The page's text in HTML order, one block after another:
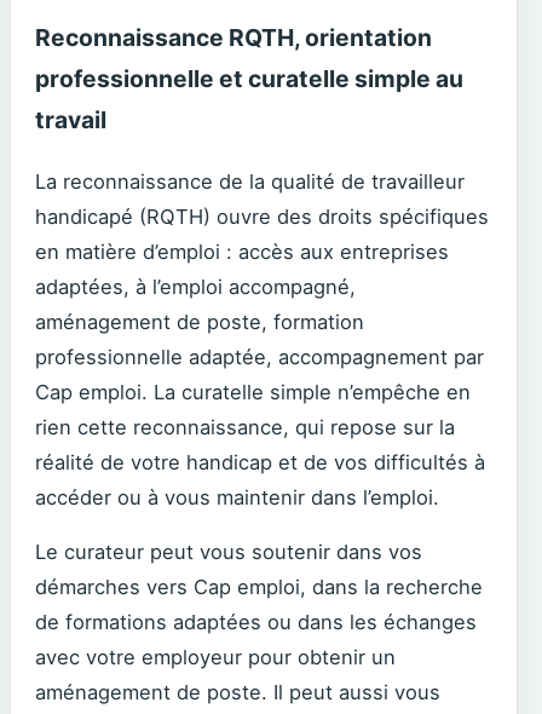
Reconnaissance RQTH, orientation
professionnelle et curatelle simple au
travail
La reconnaissance de la qualité de travailleur
handicapé (RQTH) ouvre des droits spécifiques
en matière d’emploi : accès aux entreprises
adaptées, à l’emploi accompagné,
aménagement de poste, formation
professionnelle adaptée, accompagnement par
Cap emploi. La curatelle simple n’empêche en
rien cette reconnaissance, qui repose sur la
réalité de votre handicap et de vos difficultés à
accéder ou à vous maintenir dans l’emploi.
Le curateur peut vous soutenir dans vos
démarches vers Cap emploi, dans la recherche
de formations adaptées ou dans les échanges
avec votre employeur pour obtenir un
aménagement de poste. Il peut aussi vous